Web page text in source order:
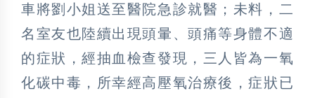
車將劉小姐送至醫院急診就醫；未料，二
名室友也陸續出現頭暈、頭痛等身體不適
的症狀，經抽血檢查發現，三人皆為一氧
化碳中毒，所幸經高壓氧治療後，症狀已